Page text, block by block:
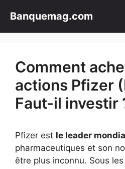
contenu
Banquemag.com
Comment
actions Pfizer
Faut-il investir
Pfizer est le leader
pharmaceutiques et son
être plus inconnu. Sous